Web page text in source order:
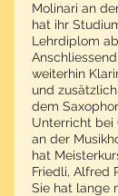
Molinari an
hat ihr
Lehrdiplom
weiterhin
und
dem
Unterricht bei
an der
hat
Friedli, Alfred
Sie hat lange